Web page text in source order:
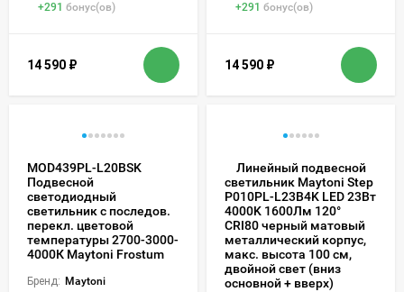
+291 бонус(ов)
14 590 ₽
+291 бонус(ов)
14 590 ₽
MOD439PL-L20BSK
Подвесной
светодиодный
светильник с последов.
перекл. цветовой
температуры 2700-3000-
4000К Maytoni Frostum
Бренд: Maytoni
Линейный подвесной
светильник Maytoni Step
P010PL-L23B4K LED 23Вт
4000K 1600Лм 120°
CRI80 черный матовый
металлический корпус,
макс. высота 100 см,
двойной свет (вниз
основной + вверх)